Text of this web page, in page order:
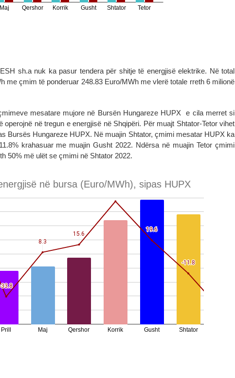
sh.a nuk ka pasur tendera për shitje të energjisë elektrike. Në total
me çmim të ponderuar 248.83 Euro/MWh me vlerë totale rreth 6 milionë
mesatare mujore në Bursën Hungareze HUPX e cila merret si
në tregun e energjisë në Shqipëri. Për muajt Shtator-Tetor vihet
Bursës Hungareze HUPX. Në muajin Shtator, çmimi mesatar HUPX ka
krahasuar me muajin Gusht 2022. Ndërsa në muajin Tetor çmimi
50% më ulët se çmimi në Shtator 2022.